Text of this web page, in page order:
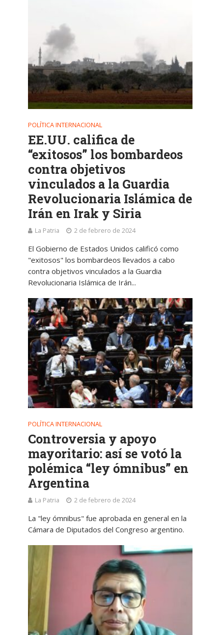
POLÍTICA INTERNACIONAL
EE.UU. califica de
“exitosos” los bombardeos
contra objetivos
vinculados a la Guardia
Revolucionaria Islámica de
Irán en Irak y Siria
La Patria 2 de febrero de 2024
El Gobierno de Estados Unidos calificó como
"exitosos" los bombardeos llevados a cabo
contra objetivos vinculados a la Guardia
Revolucionaria Islámica de Irán...
POLÍTICA INTERNACIONAL
Controversia y apoyo
mayoritario: así se votó la
polémica “ley ómnibus” en
Argentina
La Patria 2 de febrero de 2024
La "ley ómnibus" fue aprobada en general en la
Cámara de Diputados del Congreso argentino.